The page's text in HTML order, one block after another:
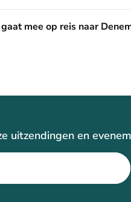
naar Denemarken!
mee op reis naar
uitzendingen en